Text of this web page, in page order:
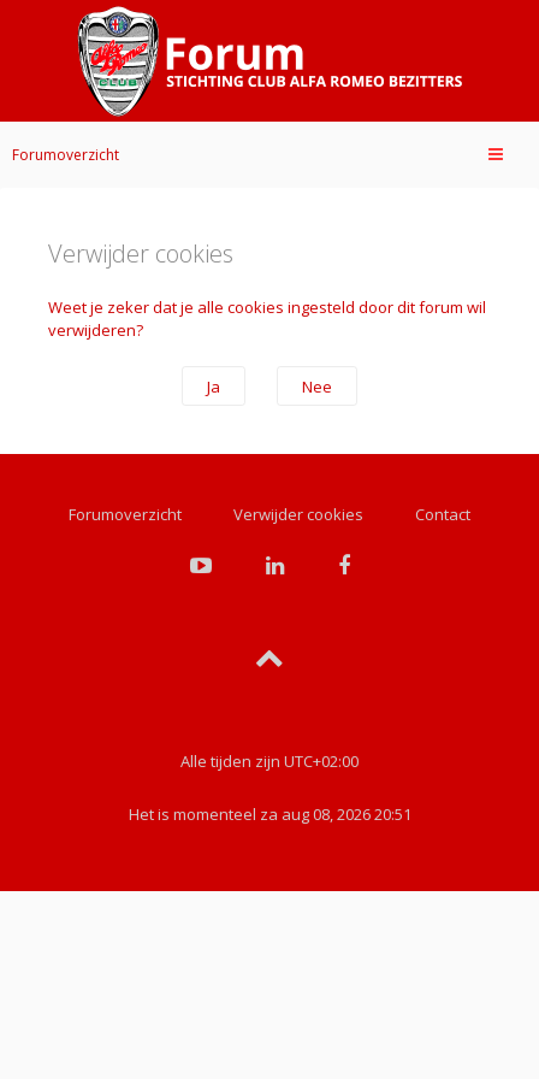
Forumoverzicht
Verwijder cookies
Weet je zeker dat je alle cookies ingesteld door dit forum wil
verwijderen?
Forumoverzicht Verwijder cookies Contact
Alle tijden zijn UTC+02:00
Het is momenteel za aug 08, 2026 20:51